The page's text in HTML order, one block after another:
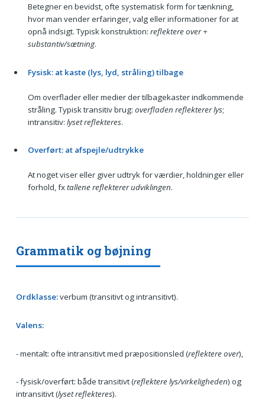
Betegner en bevidst, ofte systematisk form for tænkning,
hvor man vender erfaringer, valg eller informationer for at
opnå indsigt. Typisk konstruktion: reflektere over +
substantiv/sætning.
Fysisk: at kaste (lys, lyd, stråling) tilbage
Om overflader eller medier der tilbagekaster indkommende
stråling. Typisk transitiv brug: overfladen reflekterer lys;
intransitiv: lyset reflekteres.
Overført: at afspejle/udtrykke
At noget viser eller giver udtryk for værdier, holdninger eller
forhold, fxtallene reflekterer udviklingen.
Grammatik og bøjning
Ordklasse:verbum (transitivt og intransitivt).
Valens:
- mentalt: ofte intransitivt med præpositionsled (reflektere over),
- fysisk/overført: både transitivt (reflektere lys/virkeligheden) og
intransitivt (lyset reflekteres).